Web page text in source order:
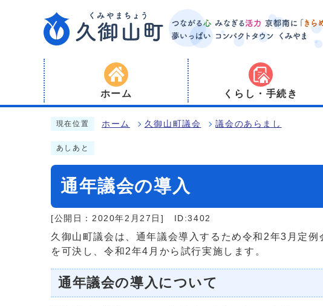
ホーム くらし・手続き
現在位置 ホーム 久御山町議会 議会のあらまし
あしあと
通年議会の導入
[公開日：2020年2月27日] ID:3402
久御山町議会は、通年議会導入するため令和2年3月定
を可決し、令和2年4月から試行実施します。
通年議会の導入について